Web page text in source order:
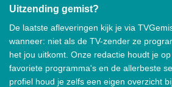
Uitzending gemist?
De laatste afleveringen kijk je via
wanneer: niet als de TV-zender ze
het jou uitkomt. Onze redactie houdt je
favoriete programma's en de allerbeste
profiel houd je zelfs een eigen overzicht